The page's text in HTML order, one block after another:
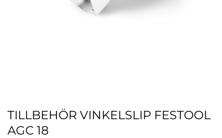
TILLBEHÖR VINKELSLIP FESTOOL
AGC 18